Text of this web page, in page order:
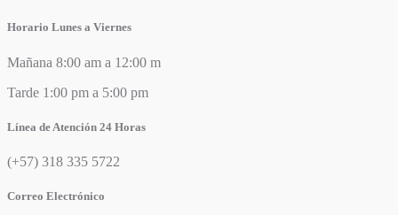
Horario Lunes a Viernes
Mañana 8:00 am a 12:00 m
Tarde 1:00 pm a 5:00 pm
Línea de Atención 24 Horas
(+57) 318 335 5722
Correo Electrónico